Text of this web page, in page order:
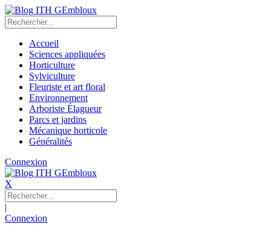
Accueil
Sciences appliquées
Horticulture
Sylviculture
Fleuriste et art floral
Environnement
Arboriste Élagueur
Parcs et jardins
Mécanique horticole
Généralités
Connexion
X
|
Connexion